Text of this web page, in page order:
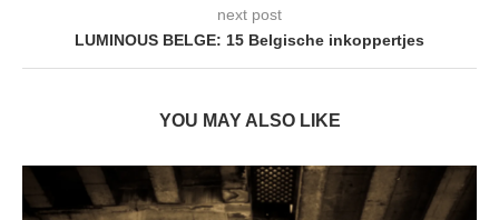
next post
LUMINOUS BELGE: 15 Belgische inkoppertjes
YOU MAY ALSO LIKE